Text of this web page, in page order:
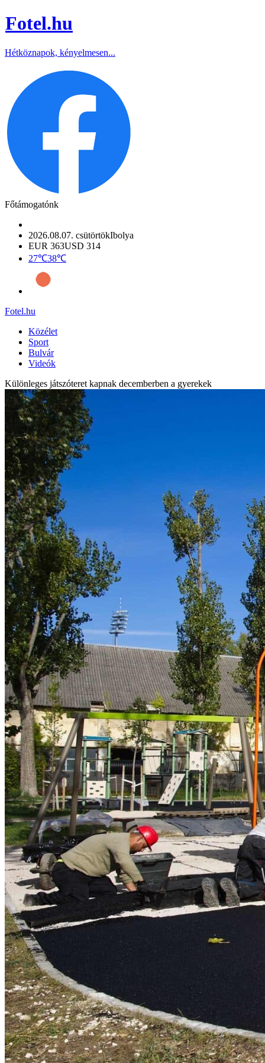
Fotel.hu
Hétköznapok, kényelmesen...
Főtámogatónk
2026.08.07. csütörtökIbolya
EUR 363USD 314
27℃38℃
Fotel.hu
Közélet
Sport
Bulvár
Videók
Különleges játszóteret kapnak decemberben a gyerekek